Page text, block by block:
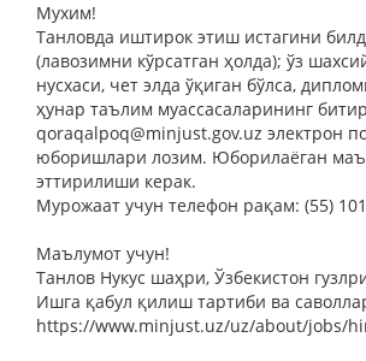
Мухим!
Танловда иштирок этиш истагини
(лавозимни кўрсатган ҳолда); ўз
нусхаси, чет элда ўқиган бўлса,
ҳунар таълим муассасаларининг
qoraqalpoq@minjust.gov.uz электрон
юборишлари лозим. Юборилаёган
эттирилиши керак.
Мурожаат учун телефон рақам: (55)
Маълумот учун!
Танлов Нукус шаҳри, Ўзбекистон
Ишга қабул қилиш тартиби ва
https://www.minjust.uz/uz/about/jobs/